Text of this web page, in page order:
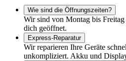
Wie sind die Öffnungszeiten?
Wir sind von Montag bis
dich geöffnet.
Express-Reparatur
Wir reparieren Ihre Geräte
unkompliziert. Akku und